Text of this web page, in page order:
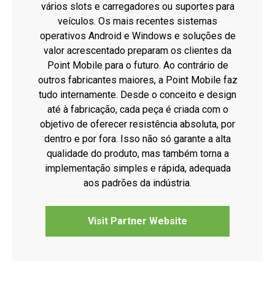
vários slots e carregadores ou suportes para
veículos. Os mais recentes sistemas
operativos Android e Windows e soluções de
valor acrescentado preparam os clientes da
Point Mobile para o futuro. Ao contrário de
outros fabricantes maiores, a Point Mobile faz
tudo internamente. Desde o conceito e design
até à fabricação, cada peça é criada com o
objetivo de oferecer resistência absoluta, por
dentro e por fora. Isso não só garante a alta
qualidade do produto, mas também torna a
implementação simples e rápida, adequada
aos padrões da indústria.
Visit Partner Website